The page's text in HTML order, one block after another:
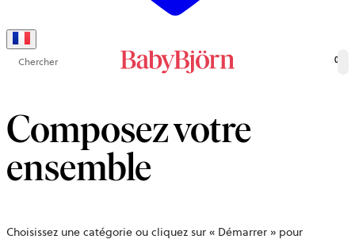
Chercher 0
Composez votre
ensemble
Choisissez une catégorie ou cliquez sur « Démarrer » pour